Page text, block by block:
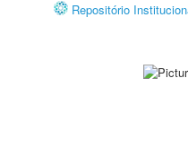
Repositório